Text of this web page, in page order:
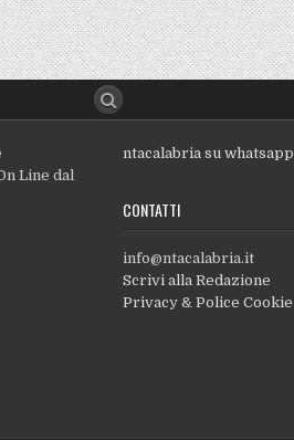
Line dal
ntacalabria su whatsapp
CONTATTI
info@ntacalabria.it
Scrivi alla Redazione
Privacy & Police Cookie